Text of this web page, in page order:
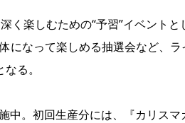
く楽しむための“予習”イベントと
になって楽しめる抽選会など、ラ
る。
中。初回生産分には、『カリスマ